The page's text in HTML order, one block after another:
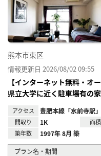
熊本市東区
情報更新日 2026/08/02 09:55
【インターネット無料・オ
県立大学に近く駐車場有の
アクセス 豊肥本線「水前寺駅」
間取り 1K 面積
築年数 1997年 8月 築
プラン名・期間